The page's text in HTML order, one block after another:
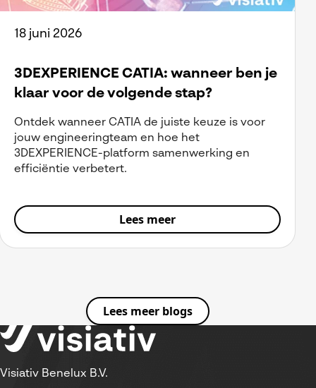
18 juni 2026
3DEXPERIENCE CATIA: wanneer ben je
klaar voor de volgende stap?
Ontdek wanneer CATIA de juiste keuze is voor
jouw engineeringteam en hoe het
3DEXPERIENCE-platform samenwerking en
efficiëntie verbetert.
Lees meer
Lees meer blogs
Visiativ Benelux B.V.